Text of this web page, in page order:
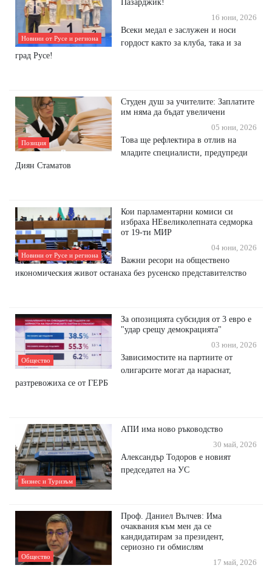
Новини от Русе и региона
Пазарджик!
16 юни, 2026
Всеки медал е заслужен и носи
гордост както за клуба, така и за
град Русе!
Позиция
Студен душ за учителите: Заплатите
им няма да бъдат увеличени
05 юни, 2026
Това ще рефлектира в отлив на
младите специалисти, предупреди
Диян Стаматов
Новини от Русе и региона
Кои парламентарни комиси си
избраха НЕвеликолепната седморка
от 19-ти МИР
04 юни, 2026
Важни ресори на обществено
икономическия живот останаха без русенско представителство
Общество
За опозицията субсидия от 3 евро е
"удар срещу демокрацията"
03 юни, 2026
Зависимостите на партиите от
олигарсите могат да нараснат,
разтревожиха се от ГЕРБ
Бизнес и Туризъм
АПИ има ново ръководство
30 май, 2026
Александър Тодоров е новият
председател на УС
Общество
Проф. Даниел Вълчев: Има
очаквания към мен да се
кандидатирам за президент,
сериозно ги обмислям
17 май, 2026